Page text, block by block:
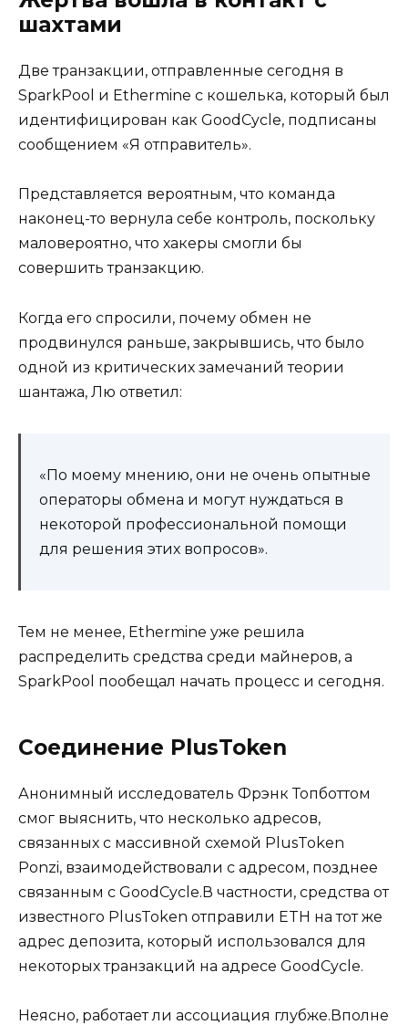
шахтами
Две транзакции, отправленные сегодня в
SparkPool и Ethermine с кошелька, который был
идентифицирован как GoodCycle, подписаны
сообщением «Я отправитель».
Представляется вероятным, что команда
наконец-то вернула себе контроль, поскольку
маловероятно, что хакеры смогли бы
совершить транзакцию.
Когда его спросили, почему обмен не
продвинулся раньше, закрывшись, что было
одной из критических замечаний теории
шантажа, Лю ответил:
«По моему мнению, они не очень опытные
операторы обмена и могут нуждаться в
некоторой профессиональной помощи
для решения этих вопросов».
Тем не менее, Ethermine уже решила
распределить средства среди майнеров, а
SparkPool пообещал начать процесс и сегодня.
Соединение PlusToken
Анонимный исследователь Фрэнк Топботтом
смог выяснить, что несколько адресов,
связанных с массивной схемой PlusToken
Ponzi, взаимодействовали с адресом, позднее
связанным с GoodCycle.В частности, средства от
известного PlusToken отправили ETH на тот же
адрес депозита, который использовался для
некоторых транзакций на адресе GoodCycle.
Неясно, работает ли ассоциация глубже.Вполне